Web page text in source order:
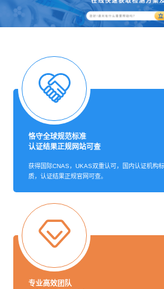
恪守全球规范标准
认证结果正规网站可查
获得国际CNAS，UKAS双重认可，国内认证机构
质，认证结果正规官网可查。
专业高效团队